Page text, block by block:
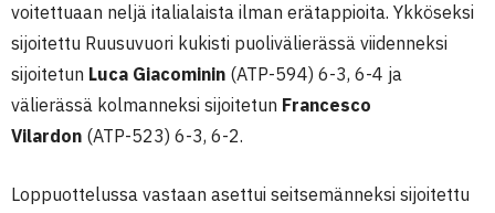
voitettuaan neljä italialaista ilman erätappioita. Ykköseksi
sijoitettu Ruusuvuori kukisti puolivälierässä viidenneksi
sijoitetun Luca Giacominin (ATP-594) 6-3, 6-4 ja
välierässä kolmanneksi sijoitetun Francesco
Vilardon (ATP-523) 6-3, 6-2.
Loppuottelussa vastaan asettui seitsemänneksi sijoitettu